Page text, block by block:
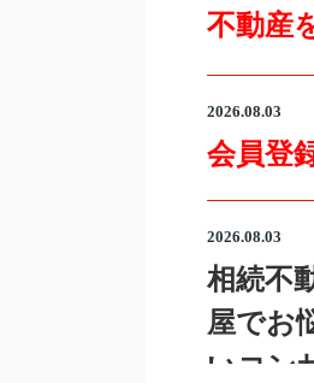
不動産
2026.08.03
会員登
2026.08.03
相続不
屋でお
いコン